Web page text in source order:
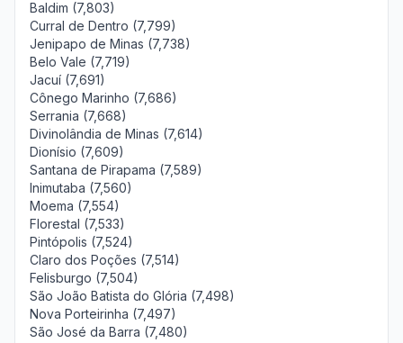
Baldim (7,803)
Curral de Dentro (7,799)
Jenipapo de Minas (7,738)
Belo Vale (7,719)
Jacuí (7,691)
Cônego Marinho (7,686)
Serrania (7,668)
Divinolândia de Minas (7,614)
Dionísio (7,609)
Santana de Pirapama (7,589)
Inimutaba (7,560)
Moema (7,554)
Florestal (7,533)
Pintópolis (7,524)
Claro dos Poções (7,514)
Felisburgo (7,504)
São João Batista do Glória (7,498)
Nova Porteirinha (7,497)
São José da Barra (7,480)